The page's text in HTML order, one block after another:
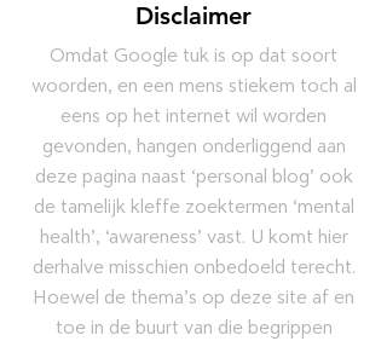
Disclaimer
Omdat Google tuk is op dat soort
woorden, en een mens stiekem toch al
eens op het internet wil worden
gevonden, hangen onderliggend aan
deze pagina naast ‘personal blog’ ook
de tamelijk kleffe zoektermen ‘mental
health’, ‘awareness’ vast. U komt hier
derhalve misschien onbedoeld terecht.
Hoewel de thema’s op deze site af en
toe in de buurt van die begrippen